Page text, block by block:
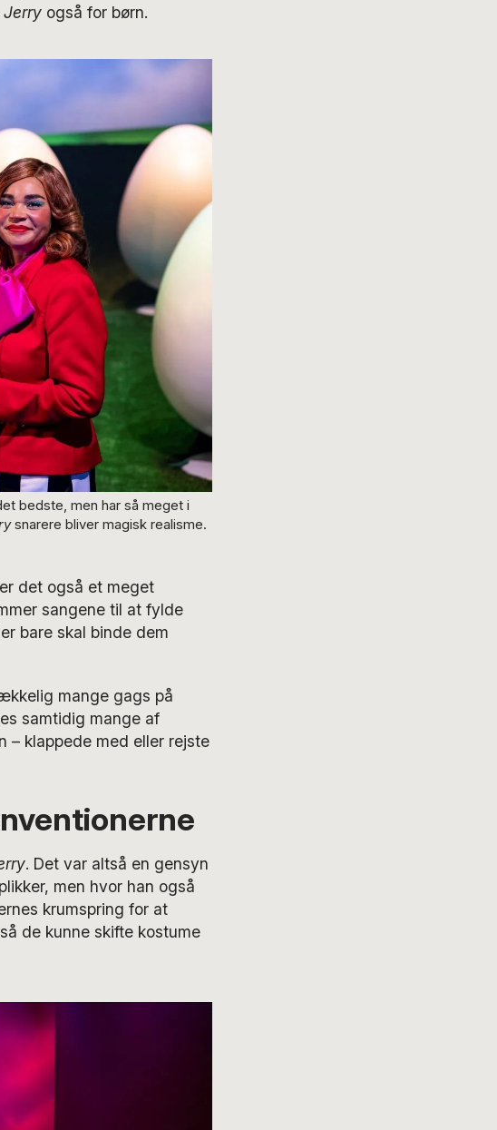
Jerryogså for børn.
bedste, men har så meget i
snarere bliver magisk realisme.
det også et meget
sangene til at fylde
bare skal binde dem
mange gags på
samtidig mange af
– klappede med eller rejste
. Det var altså en gensyn
men hvor han også
krumspring for at
de kunne skifte kostume